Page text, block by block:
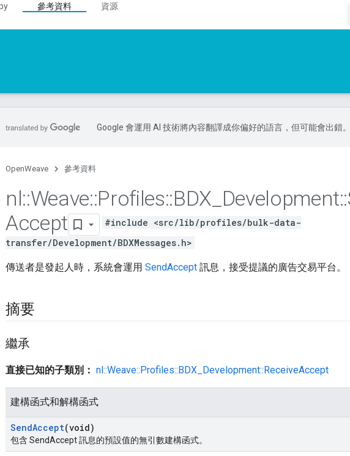
參考資料 資源
Google 會運用 AI 技術將內容翻譯成你偏好的語言，但可能會出錯
OpenWeave 參考資料
nl::Weave::Profiles::BDX Development::
Accept
#include <src/lib/profiles/bulk-data-
transfer/Development/BDXMessages.h>
傳送者是發起人時，系統會運用 SendAccept 訊息，接受提議的廣告交易平台。
摘要
繼承
直接已知的子類別： nl::Weave::Profiles::BDX_Development::ReceiveAccept
建構函式和解構函式
SendAccept(void)
包含 SendAccept 訊息的預設值的無引數建構函式。